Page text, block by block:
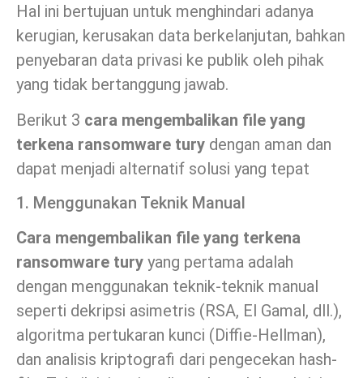
Hal ini bertujuan untuk menghindari adanya
kerugian, kerusakan data berkelanjutan, bahkan
penyebaran data privasi ke publik oleh pihak
yang tidak bertanggung jawab.
Berikut 3 cara mengembalikan file yang
terkena ransomware tury dengan aman dan
dapat menjadi alternatif solusi yang tepat
1. Menggunakan Teknik Manual
Cara mengembalikan file yang terkena
ransomware tury yang pertama adalah
dengan menggunakan teknik-teknik manual
seperti dekripsi asimetris (RSA, El Gamal, dll.),
algoritma pertukaran kunci (Diffie-Hellman),
dan analisis kriptografi dari pengecekan hash-